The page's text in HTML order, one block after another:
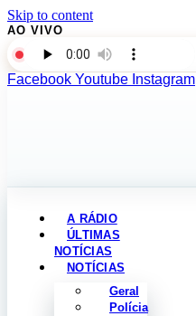
Skip to content
AO VIVO
Facebook Youtube Instagram
A RÁDIO
ÚLTIMAS
NOTÍCIAS
NOTÍCIAS
Geral
Polícia